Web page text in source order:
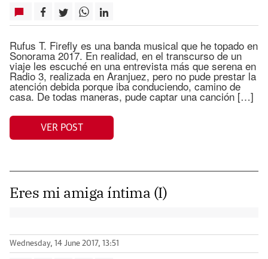
Rufus T. Firefly es una banda musical que he topado en
Sonorama 2017. En realidad, en el transcurso de un
viaje les escuché en una entrevista más que serena en
Radio 3, realizada en Aranjuez, pero no pude prestar la
atención debida porque iba conduciendo, camino de
casa. De todas maneras, pude captar una canción […]
VER POST
Eres mi amiga íntima (I)
Wednesday, 14 June 2017, 13:51